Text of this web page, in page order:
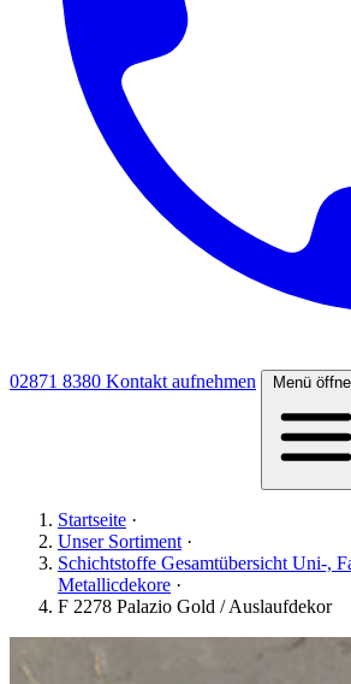
02871 8380 Kontakt aufnehmen Menü
Startseite ·
Unser Sortiment ·
Schichtstoffe Gesamtübersicht Uni-,
Metallicdekore ·
F 2278 Palazio Gold / Auslaufdekor